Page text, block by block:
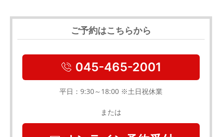
ご予約はこちらから
045-465-2001
平日：9:30～18:00 ※土日祝休業
または